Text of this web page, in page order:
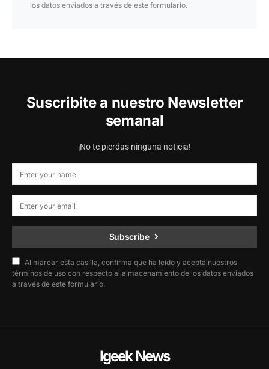
los datos enviados a través de este formulario.
Suscribite a nuestro Newsletter
semanal
¡No te pierdas ninguna noticia!
Subscribe
Al marcar esta casilla, confirma que ha leído y acepta nuestros
términos de uso con respecto al almacenamiento de los datos enviados
a través de este formulario.
Igeek News